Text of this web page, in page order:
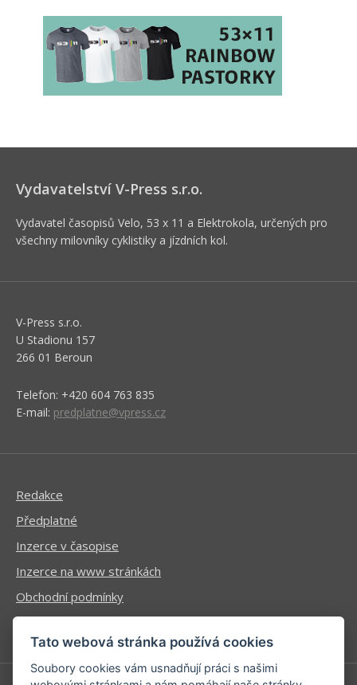
Vydavatelství V-Press s.r.o.
Vydavatel časopisů Velo, 53 x 11 a Elektrokola, určených pro
všechny milovníky cyklistiky a jízdních kol.
V-Press s.r.o.
U Stadionu 157
266 01 Beroun
Telefon: +420 604 763 835
E-mail: predplatne@vpress.cz
Redakce
Předplatné
Inzerce v časopise
Inzerce na www stránkách
Obchodní podmínky
Ochrana osobních údajů
Tato webová stránka používá cookies
Soubory cookies vám usnadňují práci s našimi